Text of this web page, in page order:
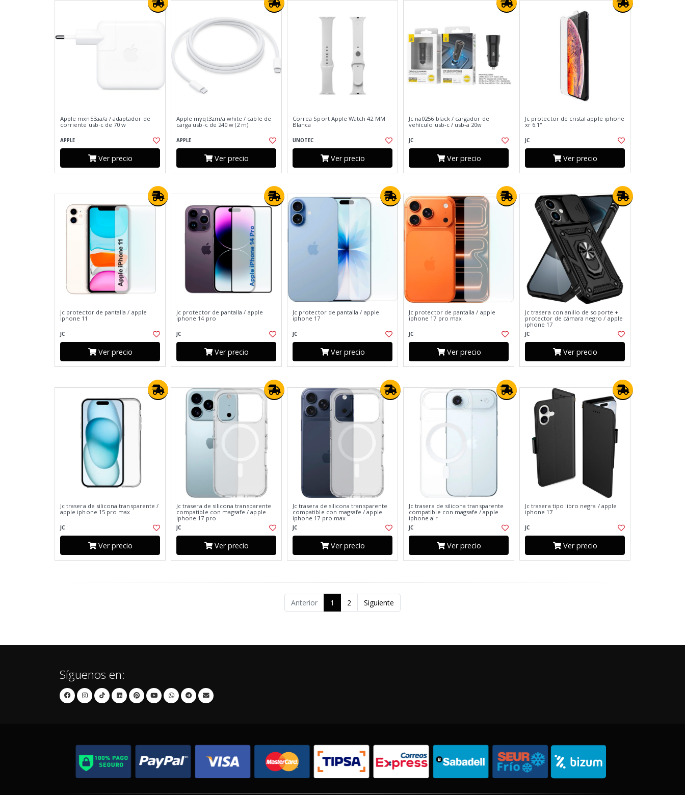
Apple mxn53aa/a / adaptador de
corriente usb‑c de 70 w
APPLE
Ver precio
Apple myqt3zm/a white / cable de
carga usb‑c de 240 w (2 m)
APPLE
Ver precio
Correa Sport Apple Watch 42 MM
Blanca
UNOTEC
Ver precio
Jc na0256 black / cargador de
vehículo usb-c / usb-a 20w
JC
Ver precio
Jc protector de cristal apple iphone
xr 6.1''
JC
Ver precio
Jc protector de pantalla / apple
iphone 11
JC
Ver precio
Jc protector de pantalla / apple
iphone 14 pro
JC
Ver precio
Jc protector de pantalla / apple
iphone 17
JC
Ver precio
Jc protector de pantalla / apple
iphone 17 pro max
JC
Ver precio
Jc trasera con anillo de soporte +
protector de cámara negro / apple
iphone 17
JC
Ver precio
Jc trasera de silicona transparente /
apple iphone 15 pro max
JC
Ver precio
Jc trasera de silicona transparente
compatible con magsafe / apple
iphone 17 pro
JC
Ver precio
Jc trasera de silicona transparente
compatible con magsafe / apple
iphone 17 pro max
JC
Ver precio
Jc trasera de silicona transparente
compatible con magsafe / apple
iphone air
JC
Ver precio
Jc trasera tipo libro negra / apple
iphone 17
JC
Ver precio
Anterior 1 2 Siguiente
Síguenos en: